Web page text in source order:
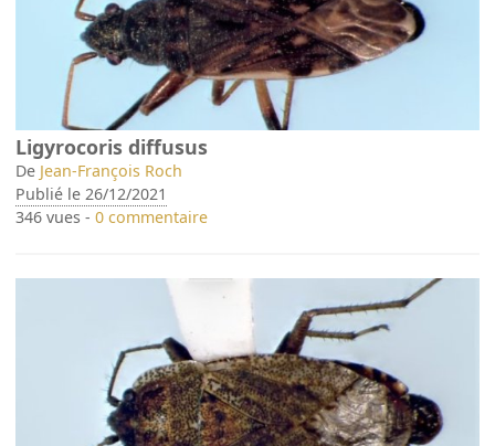
Ligyrocoris diffusus
De Jean-François Roch
Publié le 26/12/2021
346 vues -0 commentaire